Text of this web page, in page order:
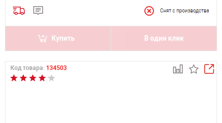
Купить В один клик
Код товара: 134503